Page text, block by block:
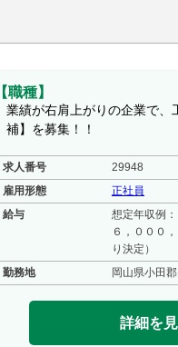
【職種】
業績が右肩上がりの企業で、
補】を募集！！
求人番号
29948
雇用形態
正社員
給与
想定年収例
６，０００
り決定）
勤務地
岡山県小田
詳細を